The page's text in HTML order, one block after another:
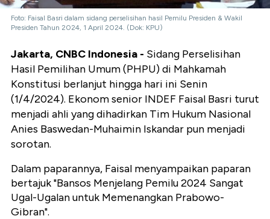
Foto: Faisal Basri dalam sidang perselisihan hasil Pemilu Presiden & Wakil
Presiden Tahun 2024, 1 April 2024. (Dok: KPU)
Jakarta, CNBC Indonesia - Sidang Perselisihan
Hasil Pemilihan Umum (PHPU) di Mahkamah
Konstitusi berlanjut hingga hari ini Senin
(1/4/2024). Ekonom senior INDEF Faisal Basri turut
menjadi ahli yang dihadirkan Tim Hukum Nasional
Anies Baswedan-Muhaimin Iskandar pun menjadi
sorotan.
Dalam paparannya, Faisal menyampaikan paparan
bertajuk "Bansos Menjelang Pemilu 2024 Sangat
Ugal-Ugalan untuk Memenangkan Prabowo-
Gibran".